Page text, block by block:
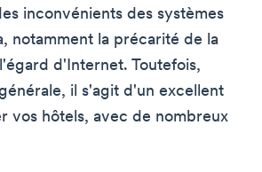
inconvénients des systèmes
notamment la précarité de la
d'Internet. Toutefois,
il s'agit d'un excellent
vos hôtels, avec de nombreux